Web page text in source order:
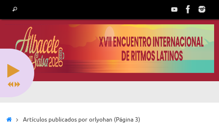
contenido
Buscar
InicioArtículos publicados por orlyohan (Página 3)